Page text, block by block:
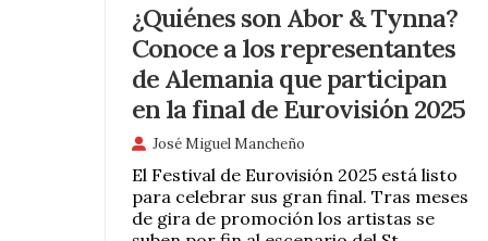
¿Quiénes son Abor & Tynna?
Conoce a los representantes
de Alemania que participan
en la final de Eurovisión 2025
José Miguel Mancheño
El Festival de Eurovisión 2025 está listo
para celebrar sus gran final. Tras meses
de gira de promoción los artistas se